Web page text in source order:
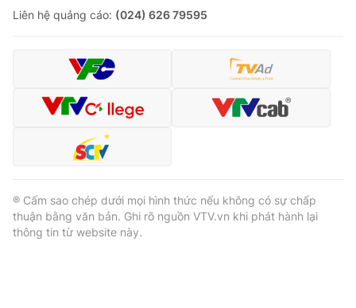
Liên hệ quảng cáo: (024) 626 79595
® Cấm sao chép dưới mọi hình thức nếu không có sự chấp
thuận bằng văn bản. Ghi rõ nguồn VTV.vn khi phát hành lại
thông tin từ website này.